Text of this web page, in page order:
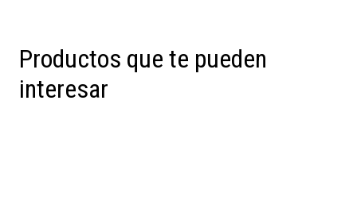
Productos que te pueden
interesar